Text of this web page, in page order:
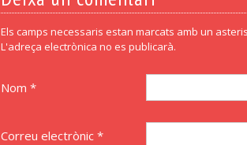
Els camps necessaris estan marcats amb un
L'adreça electrònica no es publicarà.
Nom *
Correu electrònic *